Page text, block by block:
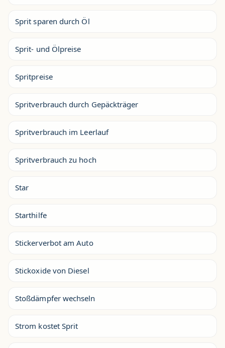
Sprit sparen durch Öl
Sprit- und Ölpreise
Spritpreise
Spritverbrauch durch Gepäckträger
Spritverbrauch im Leerlauf
Spritverbrauch zu hoch
Star
Starthilfe
Stickerverbot am Auto
Stickoxide von Diesel
Stoßdämpfer wechseln
Strom kostet Sprit